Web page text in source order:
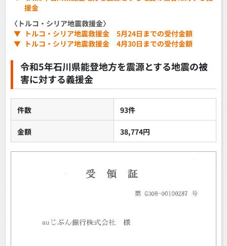
援金
〈トルコ・シリア地震救援金〉
▼ トルコ・シリア地震救援金 5月24日までの受付金額
▼ トルコ・シリア地震救援金 4月30日までの受付金額
令和5年石川県能登地方を震源とする地震の被
害に対する義援金
件数 93件
金額 38,774円